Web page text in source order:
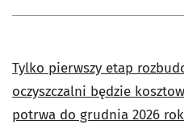
Tylko pierwszy etap
oczyszczalni będzie
potrwa do grudnia 2026